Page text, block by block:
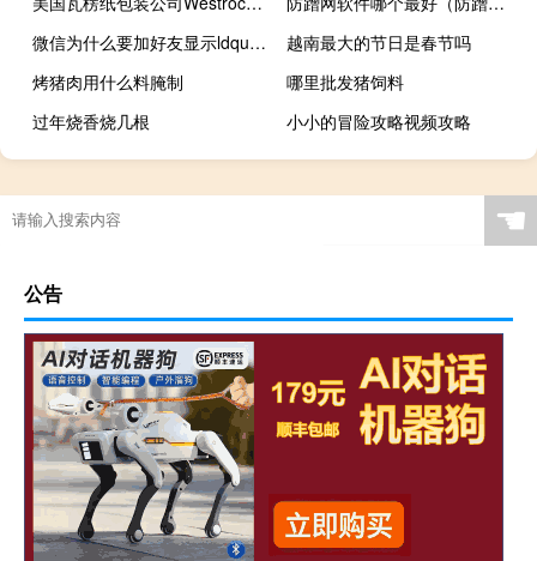
微信为什么要加好友显示ldquo？你的回复太快了请休息一下稍后再试rdquo _
越南最大的节日是春节吗
烤猪肉用什么料腌制
哪里批发猪饲料
过年烧香烧几根
小小的冒险攻略视频攻略
☚
公告